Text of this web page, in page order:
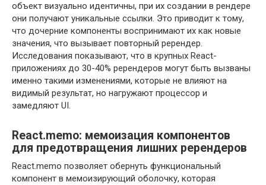
объект визуально идентичны, при их создании в рендере
они получают уникальные ссылки. Это приводит к тому,
что дочерние компоненты воспринимают их как новые
значения, что вызывает повторный ререндер.
Исследования показывают, что в крупных React-
приложениях до 30-40% ререндеров могут быть вызваны
именно такими изменениями, которые не влияют на
видимый результат, но нагружают процессор и
замедляют UI.
React.memo: мемоизация компонентов
для предотвращения лишних ререндеров
React.memo позволяет обернуть функциональный
компонент в мемоизирующий оболочку, которая